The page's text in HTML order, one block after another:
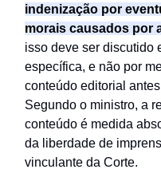
indenização por
morais causados por
isso deve ser discutido
específica, e não por
conteúdo editorial
Segundo o ministro, a
conteúdo é medida
da liberdade de
vinculante da Corte.